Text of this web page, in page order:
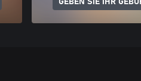
GEBEN SIE IHR